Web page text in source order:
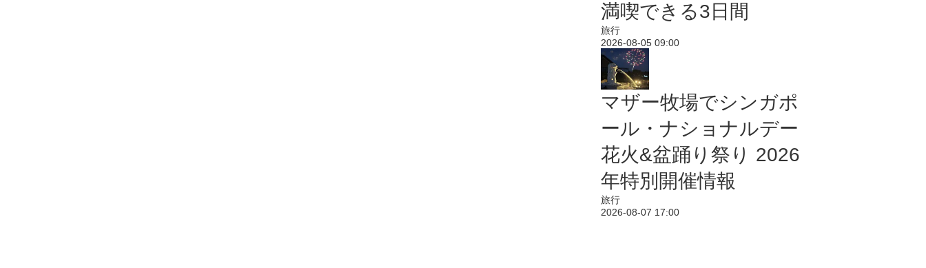
満喫できる3日間
旅行
2026-08-05 09:00
マザー牧場でシンガポ
ール・ナショナルデー
花火&盆踊り祭り 2026
年特別開催情報
旅行
2026-08-07 17:00